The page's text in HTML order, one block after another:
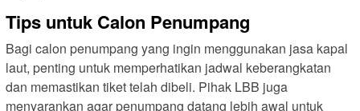
Tips untuk Calon Penumpang
Bagi calon penumpang yang ingin menggunakan jasa kapal
laut, penting untuk memperhatikan jadwal keberangkatan
dan memastikan tiket telah dibeli. Pihak LBB juga
menyarankan agar penumpang datang lebih awal untuk